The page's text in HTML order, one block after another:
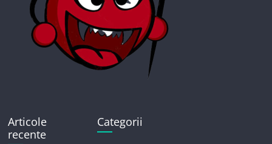
Articole
recente
Categorii